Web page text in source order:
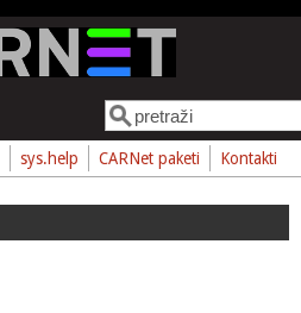
Obrazac pretrage
Pretraga
sys.help CARNet paketi Kontakti